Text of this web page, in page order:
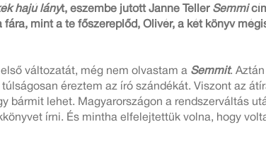
hajú lányt, eszembe jutott Janne Teller Semmi
mint a te főszereplőd, Olivér, a két könyv
változatát, még nem olvastam a Semmit.
éreztem az író szándékát. Viszont az
bármit lehet. Magyarországon a rendszerváltás
írni. És mintha elfelejtettük volna, hogy